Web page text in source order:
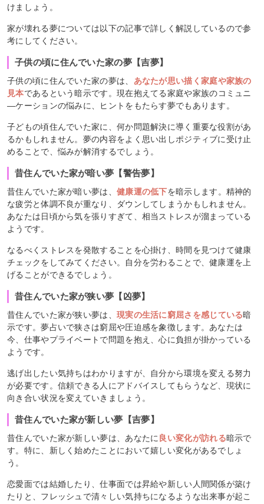
けましょう。
家が壊れる夢については以下の記事で詳しく解説しているので参
考にしてください。
子供の頃に住んでいた家の夢【吉夢】
子供の頃に住んでいた家の夢は、 あなたが思い描く家庭や家族の
見本であるという暗示です。現在抱えてる家庭や家族のコミュニ
―ケーションの悩みに、ヒントをもたらす夢でもあります。
子どもの頃住んでいた家に、何か問題解決に導く重要な役割があ
るかもしれません。夢の内容をよく思い出しポジティブに受け止
めることで、悩みが解消するでしょう。
昔住んでいた家が暗い夢【警告夢】
昔住んでいた家が暗い夢は、 健康運の低下を暗示します。精神的
な疲労と体調不良が重なり、ダウンしてしまうかもしれません。
あなたは日頃から気を張りすぎて、相当ストレスが溜まっている
ようです。
なるべくストレスを発散することを心掛け、時間を見つけて健康
チェックをしてみてください。自分を労わることで、健康運を上
げることができるでしょう。
昔住んでいた家が狭い夢【凶夢】
昔住んでいた家が狭い夢は、 現実の生活に窮屈さを感じている暗
示です。夢占いで狭さは窮屈や圧迫感を象徴します。あなたは
今、仕事やプライベートで問題を抱え、心に負担が掛かっている
ようです。
逃げ出したい気持ちはわかりますが、自分から環境を変える努力
が必要です。信頼できる人にアドバイスしてもらうなど、現状に
向き合い状況を変えていきましょう。
昔住んでいた家が新しい夢【吉夢】
昔住んでいた家が新しい夢は、あなたに 良い変化が訪れる暗示で
す。特に、新しく始めたことにおいて嬉しい変化があるでしょ
う。
恋愛面では結婚したり、仕事面では昇給や新しい人間関係が築け
たりと、フレッシュで清々しい気持ちになるような出来事が起こ